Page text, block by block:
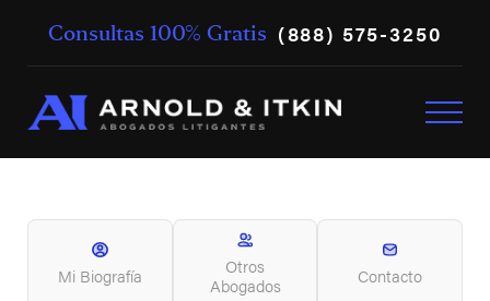
Consultas 100% Gratis (888) 575-3250
Mi Biografía
Otros
Abogados
Contacto